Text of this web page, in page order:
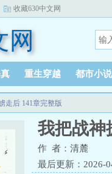
收藏630中文网
网
重生穿越 都市小说
走后 141章完整版
我把战神
作 者：清麓
最后更新：2026-